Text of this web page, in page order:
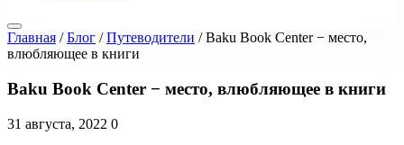
Главная /Блог /Путеводители /Baku Book Center − место,
влюбляющее в книги
Baku Book Center − место, влюбляющее в книги
31 августа, 2022 0